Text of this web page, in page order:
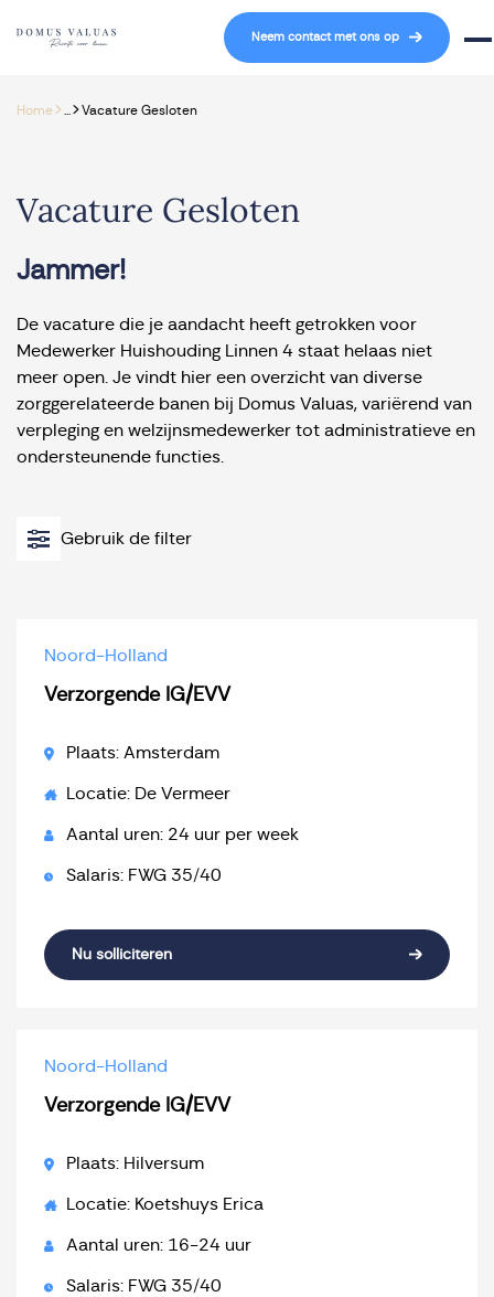
Navigatie overslaan
Neem contact met ons op
Home> >Vacature Gesloten
Vacature Gesloten
Jammer!
De vacature die je aandacht heeft getrokken voor
Medewerker Huishouding Linnen 4 staat helaas niet
meer open. Je vindt hier een overzicht van diverse
zorggerelateerde banen bij Domus Valuas, variërend van
verpleging en welzijnsmedewerker tot administratieve en
ondersteunende functies.
Gebruik de filter
Noord-Holland
Verzorgende IG/EVV
Plaats: Amsterdam
Locatie: De Vermeer
Aantal uren: 24 uur per week
Salaris: FWG 35/40
Nu solliciteren
Noord-Holland
Verzorgende IG/EVV
Plaats: Hilversum
Locatie: Koetshuys Erica
Aantal uren: 16-24 uur
Salaris: FWG 35/40